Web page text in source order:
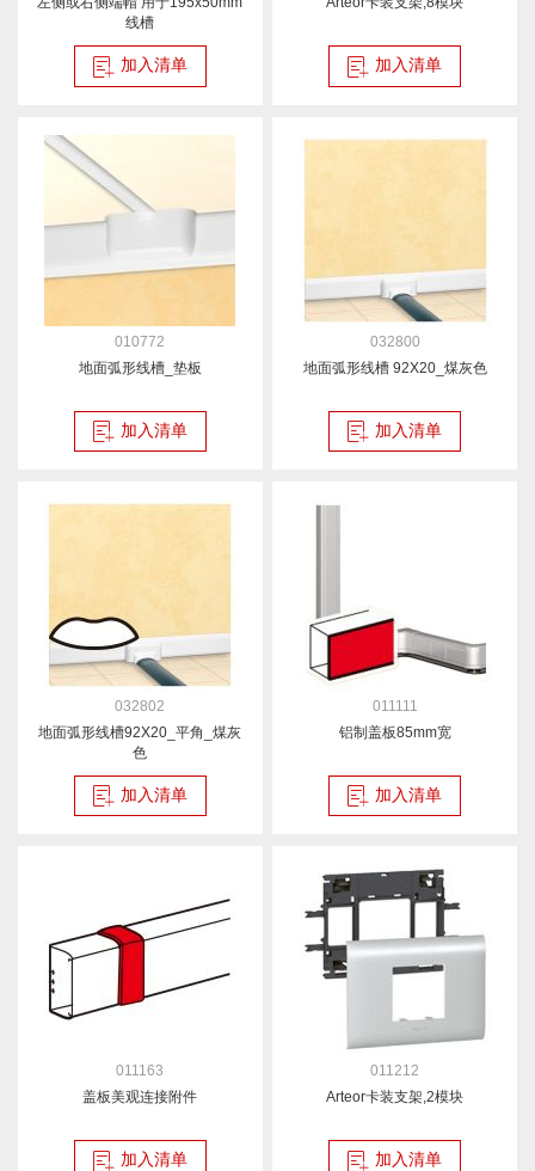
线槽
加入清单 加入清单
010772
地面弧形线槽_垫板
加入清单
032800
地面弧形线槽 92X20_煤灰色
加入清单
032802
地面弧形线槽92X20_平角_煤灰
色
加入清单
011111
铝制盖板85mm宽
加入清单
011163
盖板美观连接附件
加入清单
011212
Arteor卡装支架,2模块
加入清单